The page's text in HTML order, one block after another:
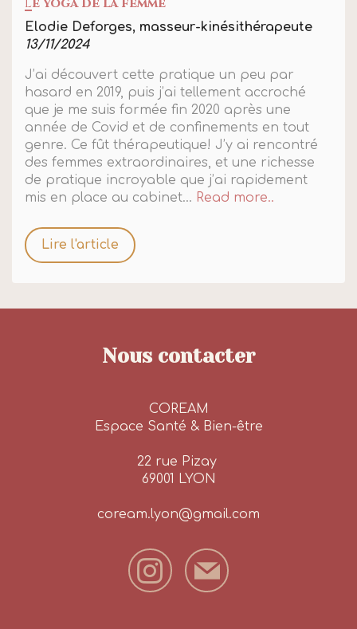
Elodie Deforges, masseur-kinésithérapeute
13/11/2024
J’ai découvert cette pratique un peu par
hasard en 2019, puis j’ai tellement accroché
que je me suis formée fin 2020 après une
année de Covid et de confinements en tout
genre. Ce fût thérapeutique! J’y ai rencontré
des femmes extraordinaires, et une richesse
de pratique incroyable que j’ai rapidement
mis en place au cabinet... Read more..
Lire l'article
Nous contacter
COREAM
Espace Santé & Bien-être
22 rue Pizay
69001 LYON
coream.lyon@gmail.com